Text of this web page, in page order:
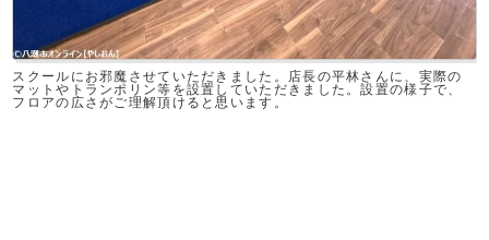
スクールにお邪魔させていただきました。店長の平林さんに、実際の
マットやトランポリン等を設置していただきました。設置の様子で、
フロアの広さがご理解頂けると思います。